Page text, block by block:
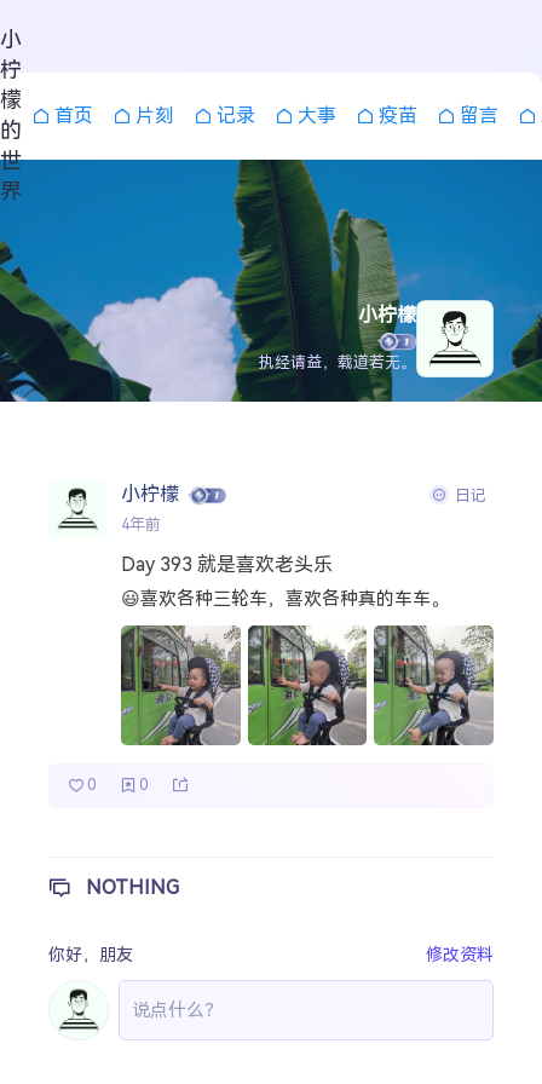
小
柠
檬
的
世
界
首页 片刻 记录 大事 疫苗 留言
成长日记 宝宝辅食 宝宝课堂
宝宝旅行
小柠檬
执经请益，载道若无。
小柠檬
日记
4年前
Day 393 就是喜欢老头乐
😃喜欢各种三轮车，喜欢各种真的车车。
0 0
NOTHING
你好， 朋友 修改资料